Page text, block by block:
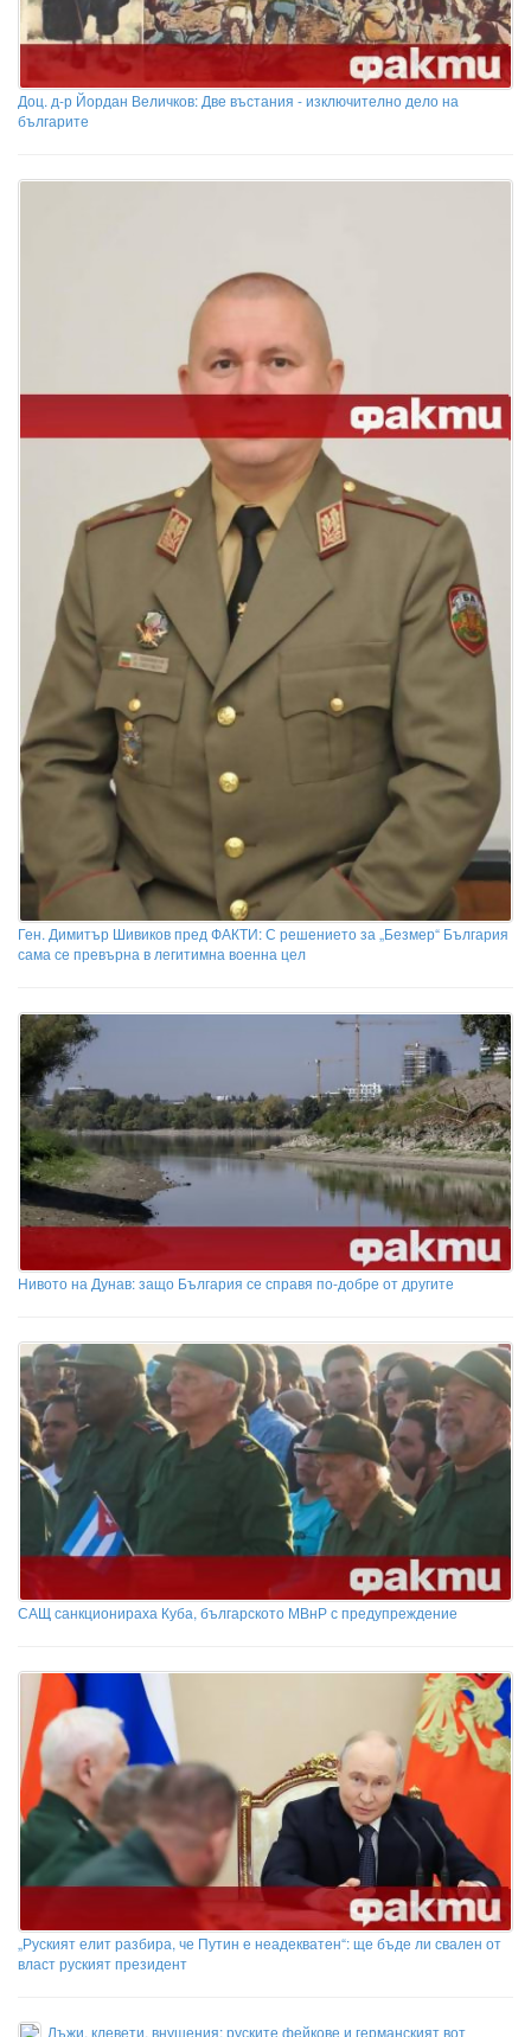
Доц. д-р Йордан Величков: Две въстания - изключително дело на
българите
Ген. Димитър Шивиков пред ФАКТИ: С решението за „Безмер“ България
сама се превърна в легитимна военна цел
Нивото на Дунав: защо България се справя по-добре от другите
САЩ санкционираха Куба, българското МВнР с предупреждение
„Руският елит разбира, че Путин е неадекватен“: ще бъде ли свален от
власт руският президент
Лъжи, клевети, внушения: руските фейкове и германският вот